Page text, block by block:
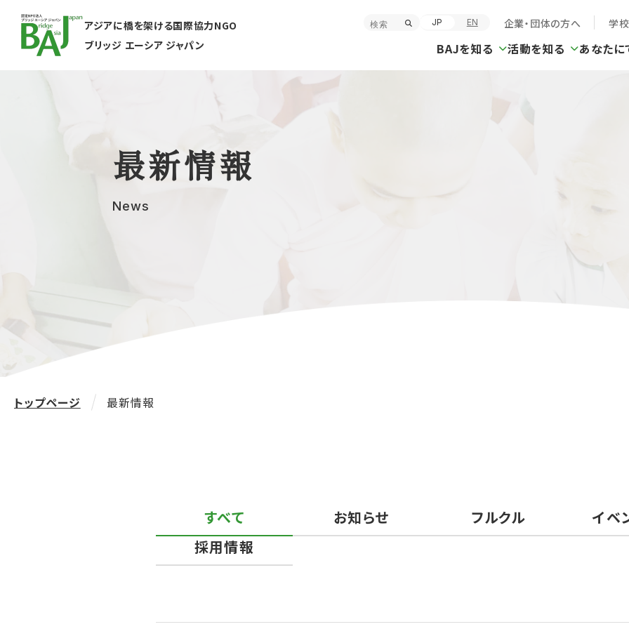
アジアに橋を架ける国際協力NGO
ブリッジ エーシア ジャパン
JP EN 企業・団体の方へ 学
BAJを知る 活動を知る あなたに
最新情報
News
トップページ 最新情報
すべて お知らせ フルクル
イベ
採用情報